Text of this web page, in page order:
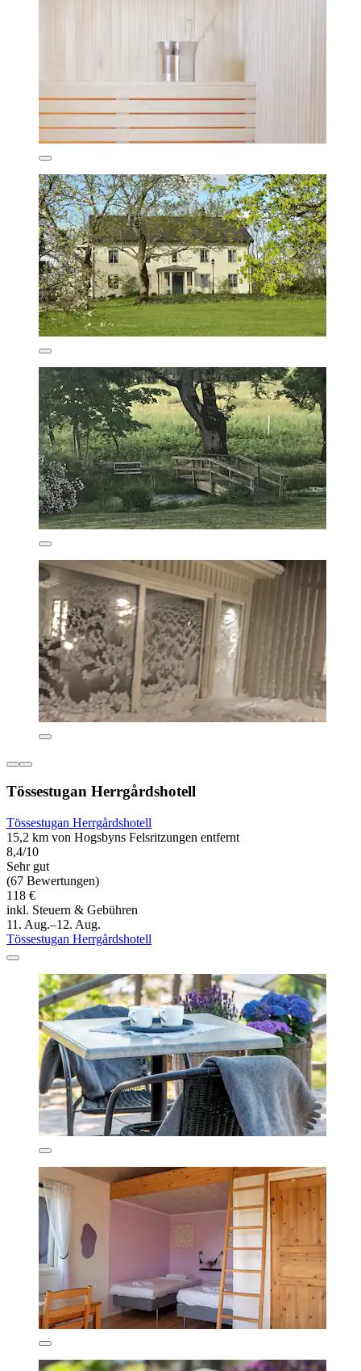
Tössestugan Herrgårdshotell
Tössestugan Herrgårdshotell
15,2 km von Hogsbyns Felsritzungen entfernt
8,4/10
Sehr gut
(67 Bewertungen)
118 €
inkl. Steuern & Gebühren
11. Aug.–12. Aug.
Tössestugan Herrgårdshotell